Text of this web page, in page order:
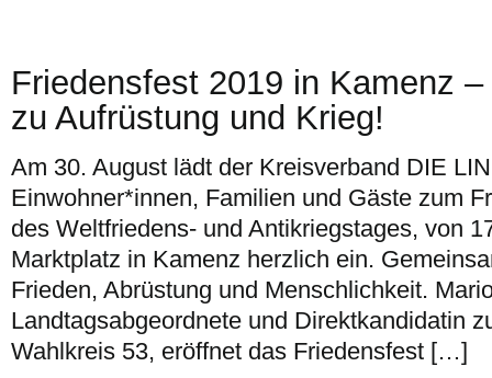
Friedensfest 2019 in Kamenz
zu Aufrüstung und Krieg!
Am 30. August lädt der Kreisverband DIE
Einwohner*innen, Familien und Gäste zum
des Weltfriedens- und Antikriegstages, von
Marktplatz in Kamenz herzlich ein.
Frieden, Abrüstung und Menschlichkeit.
Landtagsabgeordnete und Direktkandidatin
Wahlkreis 53, eröffnet das Friedensfest […]